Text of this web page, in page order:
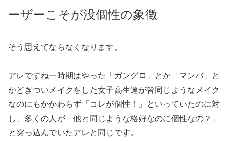
ーザーこそが没個性の象徴
そう思えてならなくなります。
アレですね一時期はやった「ガングロ」とか「マンバ」と
かどぎついメイクをした女子高生達が皆同じようなメイク
なのにもかかわらず「コレが個性！」といっていたのに対
し、多くの人が「他と同じような格好なのに個性なの？」
と突っ込んでいたアレと同じです。